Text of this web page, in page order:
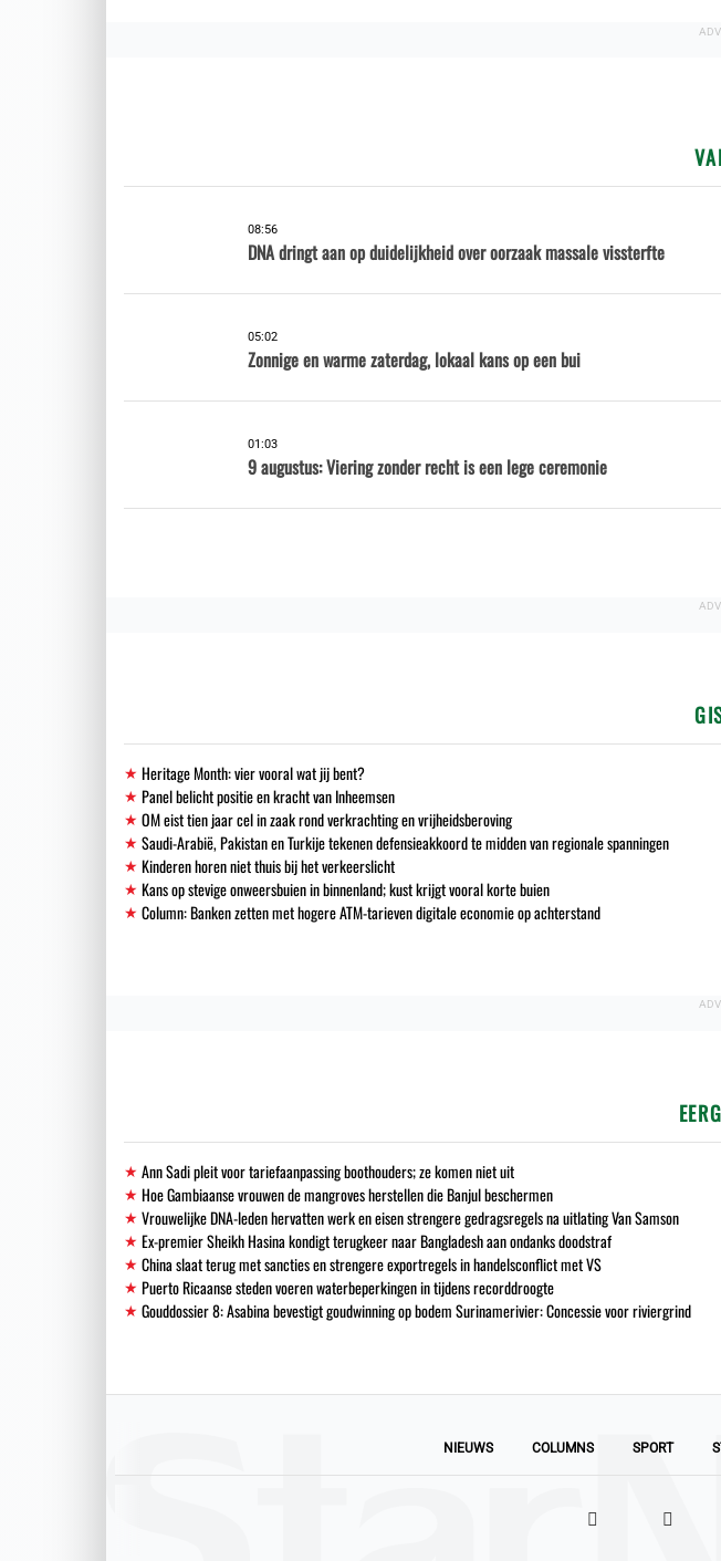
08:56
DNA dringt aan op duidelijkheid over oorzaak massale vissterfte
05:02
Zonnige en warme zaterdag, lokaal kans op een bui
01:03
9 augustus: Viering zonder recht is een lege ceremonie
Heritage Month: vier vooral wat jij bent?
Panel belicht positie en kracht van Inheemsen
OM eist tien jaar cel in zaak rond verkrachting en vrijheidsberoving
Saudi-Arabië, Pakistan en Turkije tekenen defensieakkoord te midden van regionale spanningen
Kinderen horen niet thuis bij het verkeerslicht
Kans op stevige onweersbuien in binnenland; kust krijgt vooral korte buien
Column: Banken zetten met hogere ATM-tarieven digitale economie op achterstand
Ann Sadi pleit voor tariefaanpassing boothouders; ze komen niet uit
Hoe Gambiaanse vrouwen de mangroves herstellen die Banjul beschermen
Vrouwelijke DNA-leden hervatten werk en eisen strengere gedragsregels na uitlating Van Samson
Ex-premier Sheikh Hasina kondigt terugkeer naar Bangladesh aan ondanks doodstraf
China slaat terug met sancties en strengere exportregels in handelsconflict met VS
Puerto Ricaanse steden voeren waterbeperkingen in tijdens recorddroogte
Gouddossier 8: Asabina bevestigt goudwinning op bodem Surinamerivier: Concessie voor riviergrind
NIEUWS COLUMNS SPORT